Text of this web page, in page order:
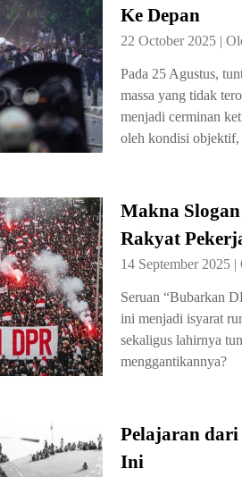
Ke Depan
22 October 2025 |
Pada 25 Agustus,
massa yang tidak
menjadi cerminan
oleh kondisi
Makna
Rakyat
14 September 2025 |
Seruan “Bubarkan
ini menjadi isyarat
sekaligus lahirnya
menggantikannya?
Pelajaran
Ini